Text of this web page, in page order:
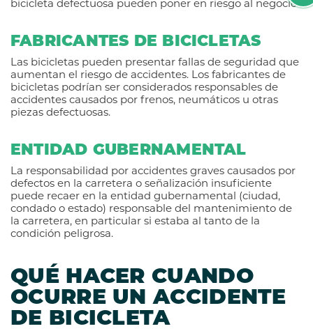
bicicleta defectuosa pueden poner en riesgo al negocio.
FABRICANTES DE BICICLETAS
Las bicicletas pueden presentar fallas de seguridad que
aumentan el riesgo de accidentes. Los fabricantes de
bicicletas podrían ser considerados responsables de
accidentes causados por frenos, neumáticos u otras
piezas defectuosas.
ENTIDAD GUBERNAMENTAL
La responsabilidad por accidentes graves causados por
defectos en la carretera o señalización insuficiente
puede recaer en la entidad gubernamental (ciudad,
condado o estado) responsable del mantenimiento de
la carretera, en particular si estaba al tanto de la
condición peligrosa.
QUÉ HACER CUANDO
OCURRE UN ACCIDENTE
DE BICICLETA